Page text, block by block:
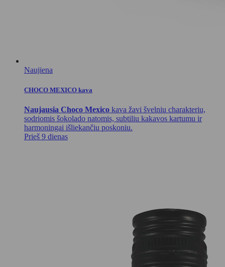
Naujiena
CHOCO MEXICO kava
Naujausia Choco Mexico kava žavi švelniu charakteriu,
sodriomis šokolado natomis, subtiliu kakavos kartumu ir
harmoningai išliekančiu poskoniu.
Prieš 9 dienas